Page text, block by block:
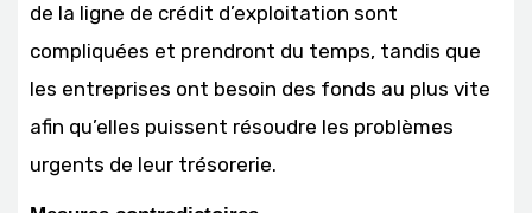
de la ligne de crédit d’exploitation sont
compliquées et prendront du temps, tandis que
les entreprises ont besoin des fonds au plus vite
afin qu’elles puissent résoudre les problèmes
urgents de leur trésorerie.